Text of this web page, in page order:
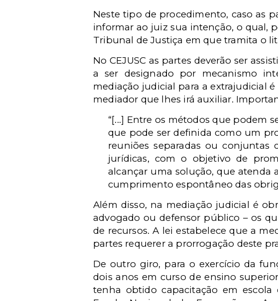
Neste tipo de procedimento, caso as
informar ao juiz sua intenção, o qual,
Tribunal de Justiça em que tramita o
No CEJUSC as partes deverão ser
a ser designado por mecanismo
mediação judicial para a extrajudicial
mediador que lhes irá auxiliar.
“[...] Entre os métodos que podem
que pode ser definida como um
reuniões separadas ou conjuntas
jurídicas, com o objetivo de
alcançar uma solução, que atenda
cumprimento espontâneo das
Além disso, na mediação judicial é
advogado ou defensor público – os
de recursos. A lei estabelece que a
partes requerer a prorrogação deste
De outro giro, para o exercício da
dois anos em curso de ensino
tenha obtido capacitação em